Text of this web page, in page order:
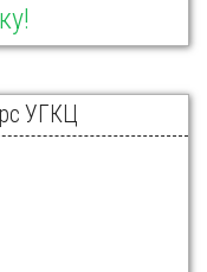
УГКЦ